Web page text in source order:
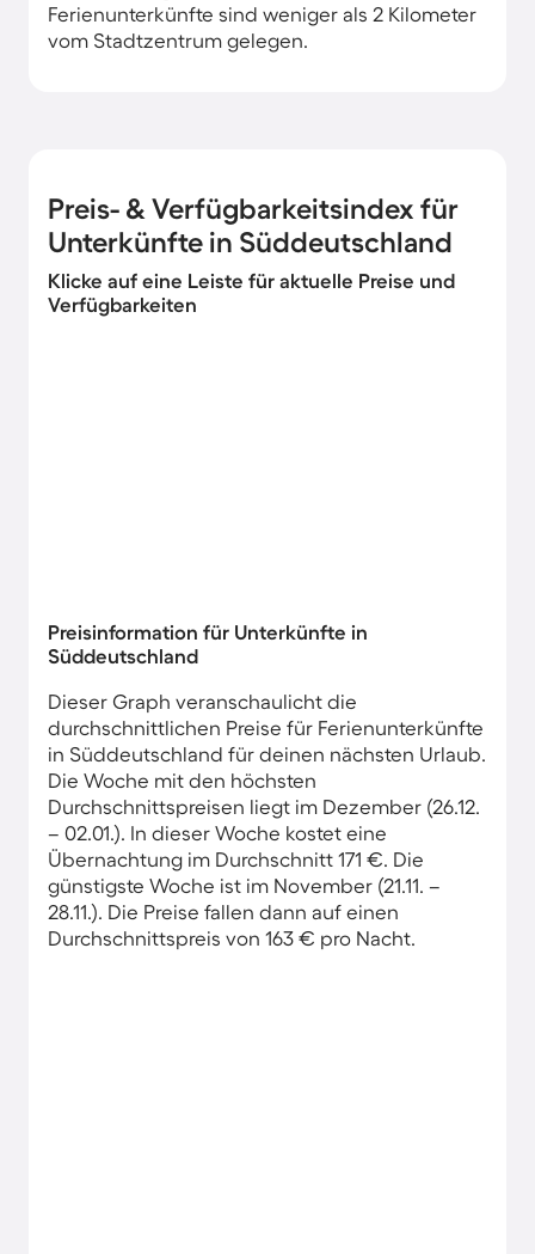
Ferienunterkünfte sind weniger als 2 Kilometer
vom Stadtzentrum gelegen.
Preis- & Verfügbarkeitsindex für
Unterkünfte in Süddeutschland
Klicke auf eine Leiste für aktuelle Preise und
Verfügbarkeiten
Preisinformation für Unterkünfte in
Süddeutschland
Dieser Graph veranschaulicht die
durchschnittlichen Preise für Ferienunterkünfte
in Süddeutschland für deinen nächsten Urlaub.
Die Woche mit den höchsten
Durchschnittspreisen liegt im Dezember (26.12.
– 02.01.). In dieser Woche kostet eine
Übernachtung im Durchschnitt 171 €. Die
günstigste Woche ist im November (21.11. –
28.11.). Die Preise fallen dann auf einen
Durchschnittspreis von 163 € pro Nacht.